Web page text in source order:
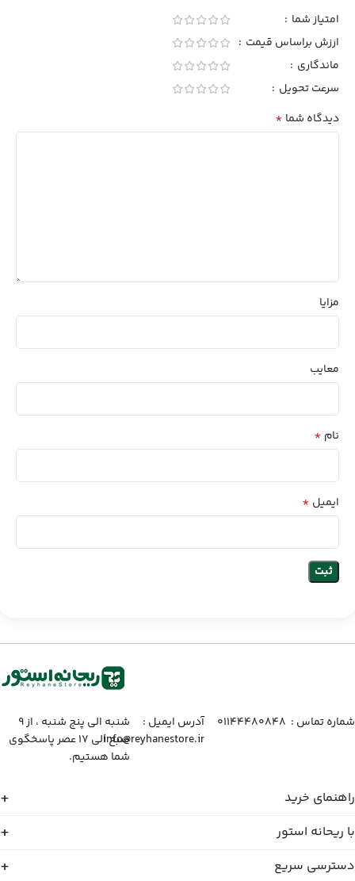
امتیاز شما
ارزش براساس قیمت
ماندگاری
سرعت تحویل
دیدگاه شما *
مزایا
معایب
نام *
ایمیل *
شماره تماس :‌ ۰۱۱۴۴۴۸۰۸۴۸
آدرس ایمیل :‌
info@reyhanestore.ir
شنبه الی پنج شنبه ، از ۹
صبح الی ۱۷ عصر پاسخگوی
شما هستیم.
راهنمای خرید
با ریحانه استور
دسترسی سریع